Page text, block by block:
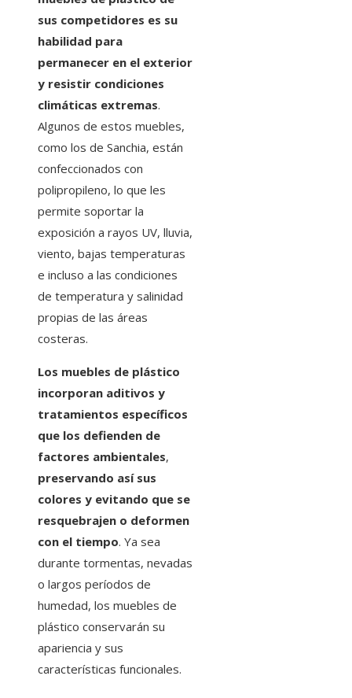
sus competidores es su
habilidad para
permanecer en el exterior
y resistir condiciones
climáticas extremas.
Algunos de estos muebles,
como los de Sanchia, están
confeccionados con
polipropileno, lo que les
permite soportar la
exposición a rayos UV, lluvia,
viento, bajas temperaturas
e incluso a las condiciones
de temperatura y salinidad
propias de las áreas
costeras.
Los muebles de plástico
incorporan aditivos y
tratamientos específicos
que los defienden de
factores ambientales,
preservando así sus
colores y evitando que se
resquebrajen o deformen
con el tiempo. Ya sea
durante tormentas, nevadas
o largos períodos de
humedad, los muebles de
plástico conservarán su
apariencia y sus
características funcionales.